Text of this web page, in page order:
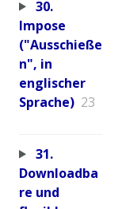
30.
Impose
("Ausschieße
n", in
englischer
Sprache) 23
31.
Downloadba
re und